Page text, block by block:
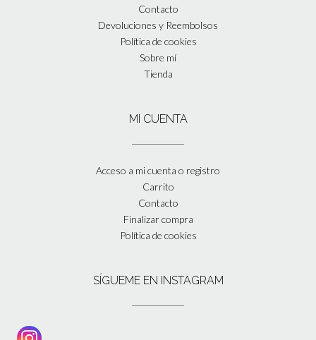
Contacto
Devoluciones y Reembolsos
Política de cookies
Sobre mí
Tienda
MI CUENTA
Acceso a mi cuenta o registro
Carrito
Contacto
Finalizar compra
Política de cookies
SÍGUEME EN INSTAGRAM